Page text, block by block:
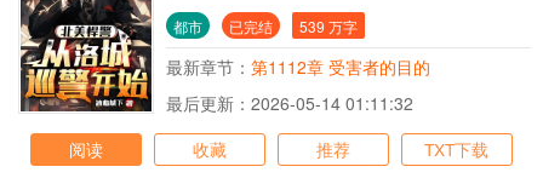
都市 已完结 539 万字
最新章节： 第1112章 受害者的目的
最后更新：2026-05-14 01:11:32
阅读
收藏 推荐 TXT下载